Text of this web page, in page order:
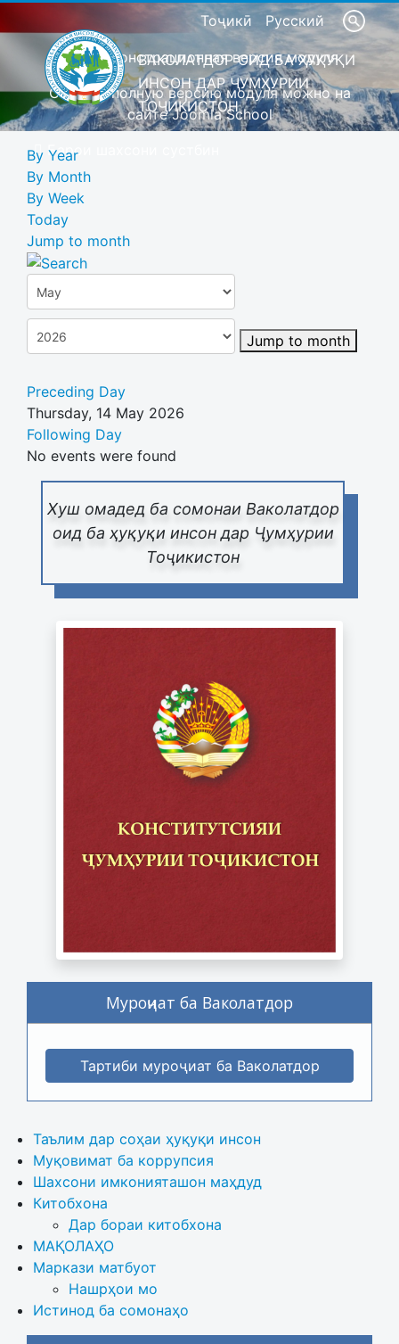
Тоҷикӣ Русский
Это демонстрационная версия модуля
Скачать полную версию модуля можно на
сайте Joomla School
Барои шахсони сустбин
ВАКОЛАТДОР ОИД БА ҲУҚУҚИ
ИНСОН ДАР ҶУМҲУРИИ
ТОҶИКИСТОН
Хуш омадед ба сомонаи Ваколатдор
оид ба ҳуқуқи инсон дар Ҷумҳурии
Тоҷикистон
Муроҷиат ба Ваколатдор
Тартиби муроҷиат ба Ваколатдор
Таълим дар соҳаи ҳуқуқи инсон
Муқовимат ба коррупсия
Шахсони имконияташон маҳдуд
Китобхона
Дар бораи китобхона
МАҚОЛАҲО
Маркази матбуот
Нашрҳои мо
Истинод ба сомонаҳо
By Year
By Month
By Week
Today
Jump to month
Jump to month
Preceding Day
Thursday, 14 May 2026
Following Day
No events were found